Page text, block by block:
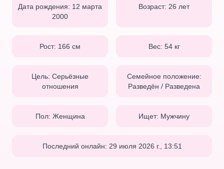
Дата рождения: 12 марта
2000
Возраст: 26 лет
Рост: 166 см Вес: 54кг
Цель: Серьёзные
отношения
Семейное положение:
Разведён / Разведена
Пол: Женщина Ищет: Мужчину
Последний онлайн: 29 июля 2026 г., 13:51